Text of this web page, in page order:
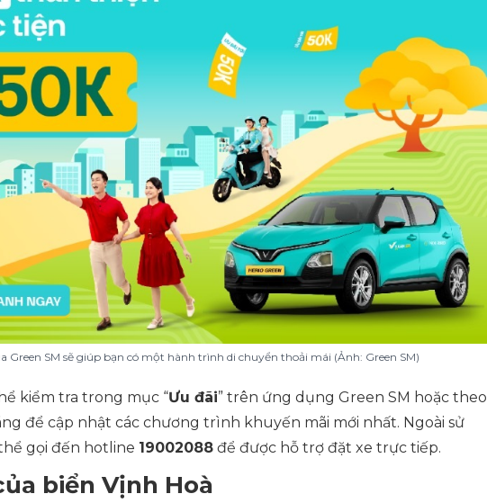
SM sẽ giúp bạn có một hành trình di chuyển thoải mái (Ảnh: Green SM)
kiểm tra trong mục “Ưu đãi” trên ứng dụng Green SM hoặc theo
để cập nhật các chương trình khuyến mãi mới nhất. Ngoài sử
gọi đến hotline 19002088 để được hỗ trợ đặt xe trực tiếp.
biển Vịnh Hoà